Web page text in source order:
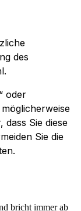
des
oder
Sie diese
Sie die